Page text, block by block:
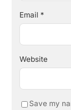
Email *
Website
Save my